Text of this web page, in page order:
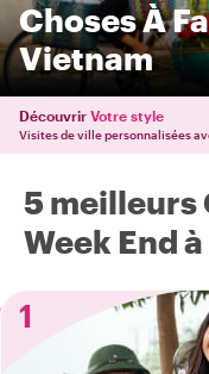
Choses À
Vietnam
Découvrir Votre style
Visites de ville personnalisées
5 meilleurs
Week End
1